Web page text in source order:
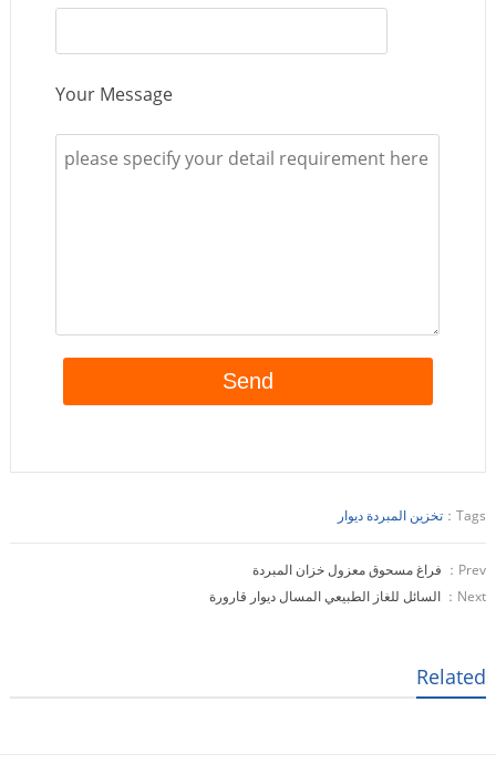
Your Message
Tags： تخزين المبردة ديوار
Prev：
فراغ مسحوق معزول خزان المبردة
Next：
السائل للغاز الطبيعي المسال ديوار قارورة
Related